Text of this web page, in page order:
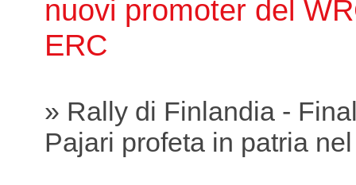
nuovi promoter del
ERC
» Rally di Finlandia -
Pajari profeta in patria